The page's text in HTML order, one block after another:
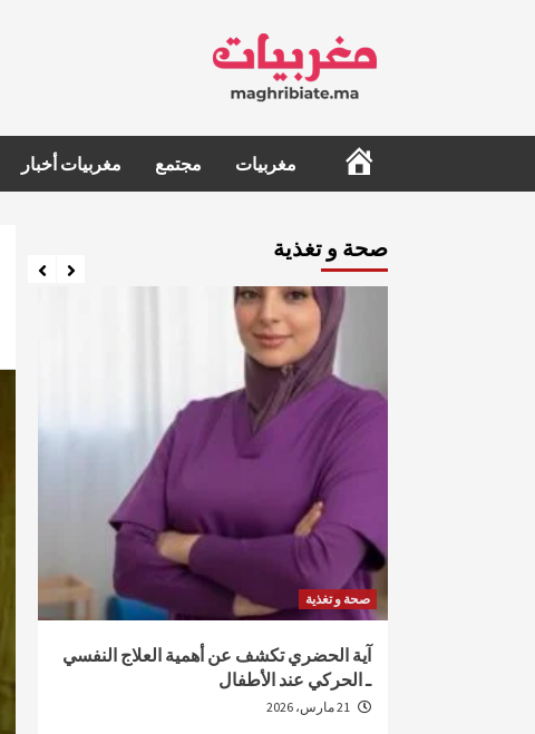
الرئيسيةمغربيات مجتمع مغربيات أخبار
صحة و تغذية
صحة و تغذية
آية الحضري تكشف عن أهمية العلاج النفسي
ـ الحركي عند الأطفال